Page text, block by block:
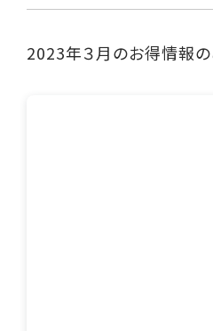
2023年３月のお得情報の